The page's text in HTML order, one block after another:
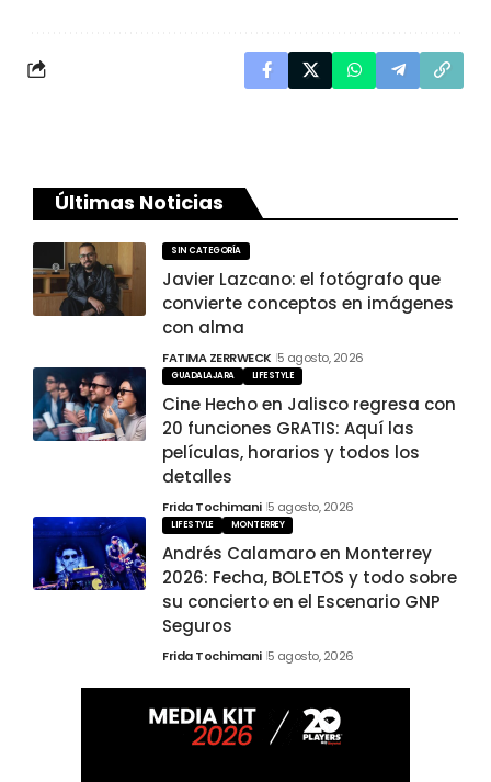
Últimas Noticias
SIN CATEGORÍA
Javier Lazcano: el fotógrafo que
convierte conceptos en imágenes
con alma
FATIMA ZERRWECK 5 agosto, 2026
GUADALAJARA LIFESTYLE
Cine Hecho en Jalisco regresa con
20 funciones GRATIS: Aquí las
películas, horarios y todos los
detalles
Frida Tochimani 5 agosto, 2026
LIFESTYLE MONTERREY
Andrés Calamaro en Monterrey
2026: Fecha, BOLETOS y todo sobre
su concierto en el Escenario GNP
Seguros
Frida Tochimani 5 agosto, 2026